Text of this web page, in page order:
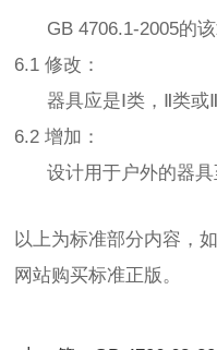
GB 4706.1-2005的该
6.1 修改：
器具应是Ⅰ类，Ⅱ类或Ⅲ
6.2 增加：
设计用于户外的器具
以上为标准部分内容，
网站购买标准正版。